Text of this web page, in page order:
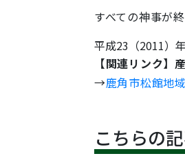
すべての神事が
平成23（2011）
【関連リンク】
→鹿角市松館地
こちらの